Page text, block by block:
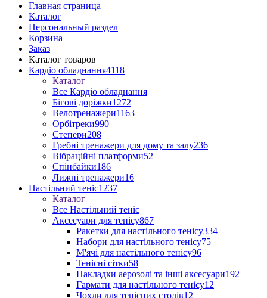
Главная страница
Каталог
Персональный раздел
Корзина
Заказ
Каталог товаров
Кардіо обладнання4118
Каталог
Все Кардіо обладнання
Бігові доріжки1272
Велотренажери1163
Орбітреки990
Степери208
Гребні тренажери для дому та залу236
Вібраційні платформи52
Спінбайки186
Лижні тренажери16
Настільний теніс1237
Каталог
Все Настільний теніс
Аксесуари для тенісу867
Ракетки для настільного тенісу334
Набори для настільного тенісу75
М'ячі для настільного тенісу96
Тенісні сітки58
Накладки аерозолі та інші аксесуари192
Гармати для настільного тенісу12
Чохли для тенісних столів12